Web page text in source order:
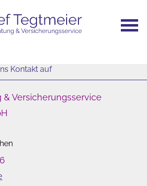
Kontakt auf
& Versicherungsservice